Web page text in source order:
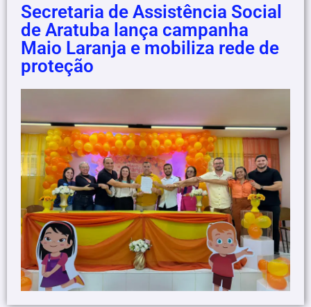
Secretaria de Assistência Social
de Aratuba lança campanha
Maio Laranja e mobiliza rede de
proteção